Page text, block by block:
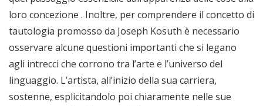
loro concezione . Inoltre, per comprendere il concetto di
tautologia promosso da Joseph Kosuth è necessario
osservare alcune questioni importanti che si legano
agli intrecci che corrono tra l’arte e l’universo del
linguaggio. L’artista, all’inizio della sua carriera,
sostenne, esplicitandolo poi chiaramente nelle sue